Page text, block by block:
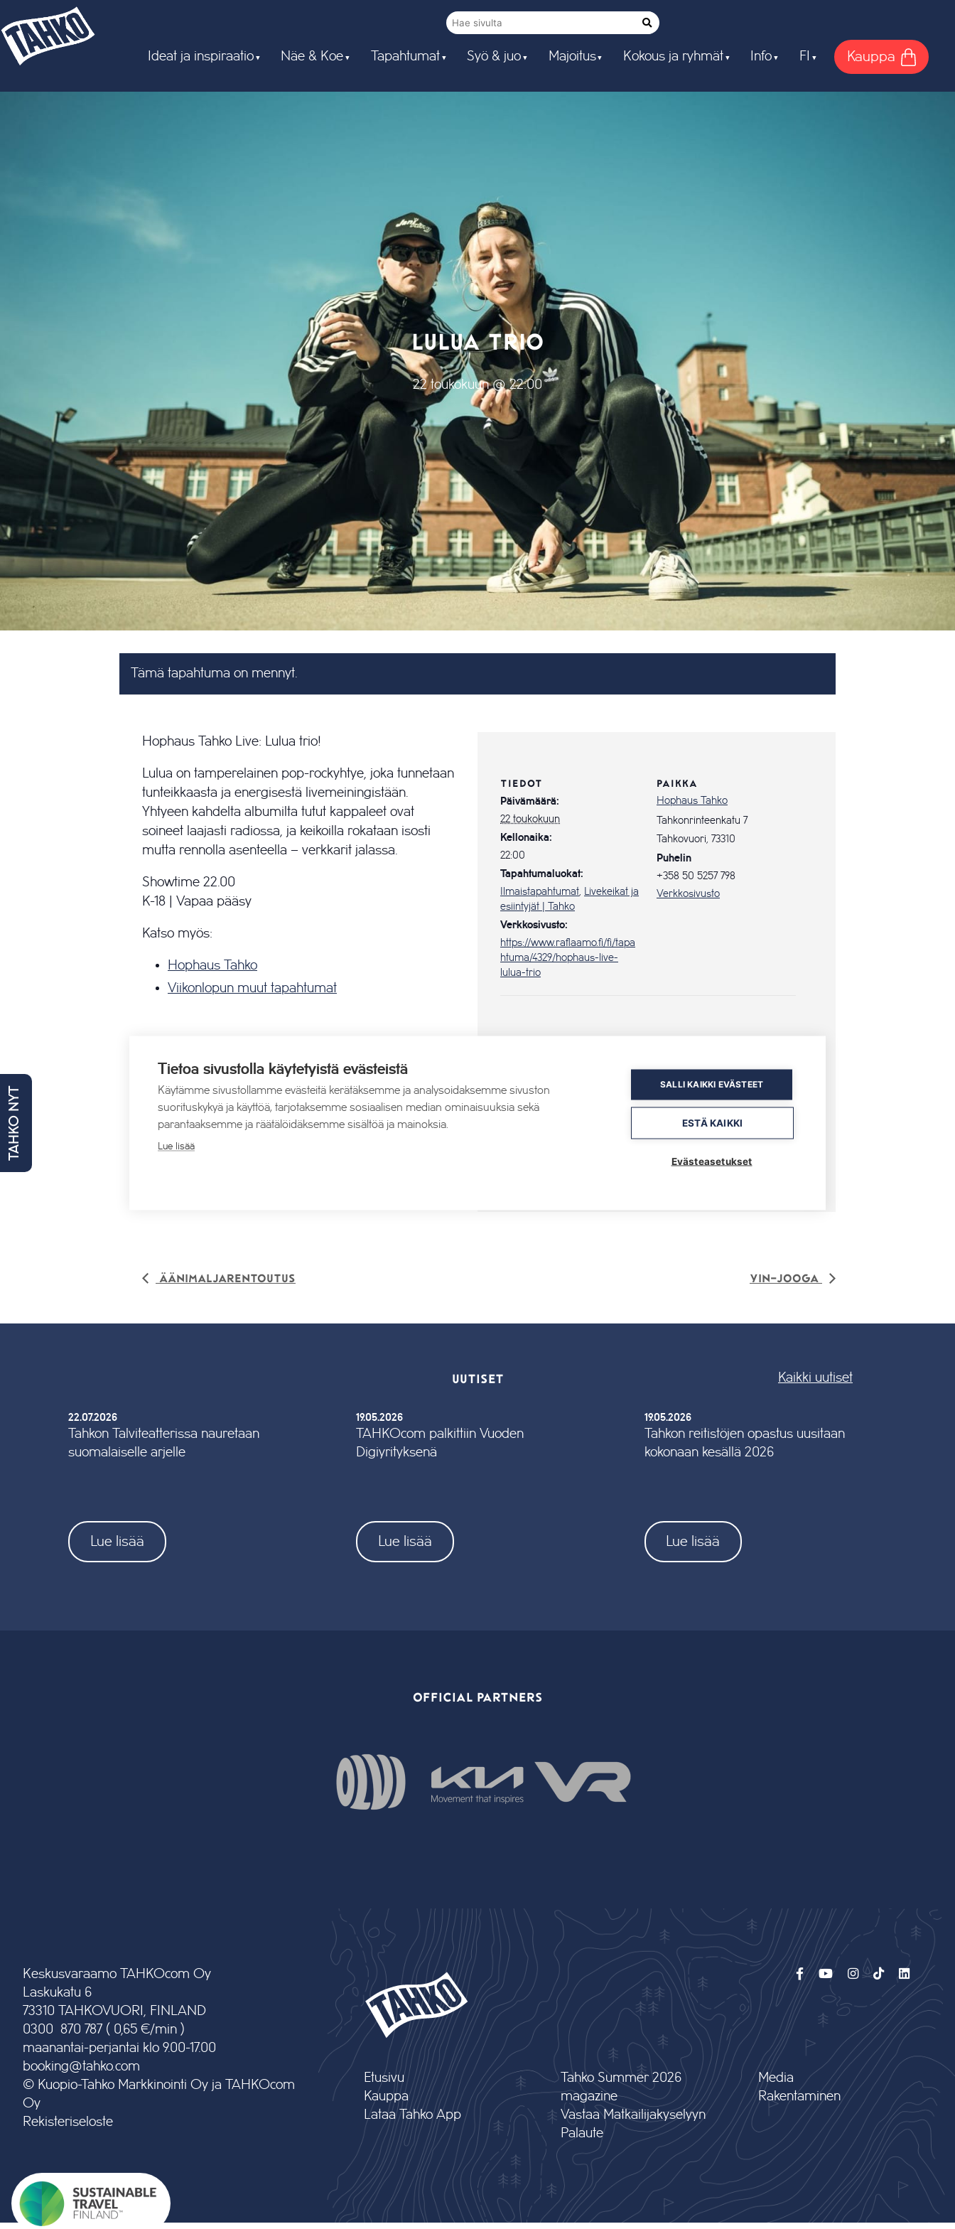
Ideat ja inspiraatio Näe & Koe Tapahtumat Syö & juo Majoitus Kokous ja ryhmät Info FI Kauppa
TAHKO NYT
LULUA TRIO
22 toukokuun @ 22:00
Tämä tapahtuma on mennyt.
Hophaus Tahko Live: Lulua trio!
Lulua on tamperelainen pop-rockyhtye, joka tunnetaan
tunteikkaasta ja energisestä livemeiningistään.
Yhtyeen kahdelta albumilta tutut kappaleet ovat
soineet laajasti radiossa, ja keikoilla rokataan isosti
mutta rennolla asenteella – verkkarit jalassa.
Showtime 22.00
K-18 | Vapaa pääsy
Katso myös:
Hophaus Tahko
Viikonlopun muut tapahtumat
TIEDOT
Päivämäärä:
22 toukokuun
Kellonaika:
22:00
Tapahtumaluokat:
Ilmaistapahtumat, Livekeikat ja
esiintyjät | Tahko
Verkkosivusto:
https://www.raflaamo.fi/fi/tapa
htuma/4329/hophaus-live-
lulua-trio
PAIKKA
Hophaus Tahko
Tahkonrinteenkatu 7
Tahkovuori, 73310
Puhelin
+358 50 5257 798
Verkkosivusto
Äänimaljarentoutus Yin-jooga
UUTISET Kaikki uutiset
22.07.2026
Tahkon Talviteatterissa nauretaan
suomalaiselle arjelle
Lue lisää
19.05.2026
TAHKOcom palkittiin Vuoden
Digiyrityksenä
Lue lisää
19.05.2026
Tahkon reitistöjen opastus uusitaan
kokonaan kesällä 2026
Lue lisää
OFFICIAL PARTNERS
Keskusvaraamo TAHKOcom Oy
Laskukatu 6
73310 TAHKOVUORI, FINLAND
0300 870 787 ( 0,65 €/min )
maanantai-perjantai klo 9.00-17.00
booking@tahko.com
© Kuopio-Tahko Markkinointi Oy ja TAHKOcom
Oy
Rekisteriseloste
Etusivu
Kauppa
Lataa Tahko App
Tahko Summer 2026
magazine
Vastaa Matkailijakyselyyn
Palaute
Media
Rakentaminen
Tietoa sivustolla käytetyistä evästeistä
Käytämme sivustollamme evästeitä kerätäksemme ja analysoidaksemme sivuston
suorituskykyä ja käyttöä, tarjotaksemme sosiaalisen median ominaisuuksia sekä
parantaaksemme ja räätälöidäksemme sisältöä ja mainoksia.
Lue lisää
SALLI KAIKKI EVÄSTEET
ESTÄ KAIKKI
Evästeasetukset